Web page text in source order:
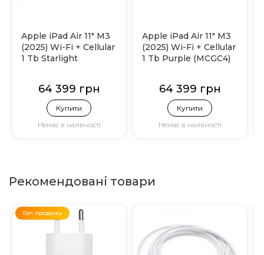
Apple iPad Air 11" M3
(2025) Wi-Fi + Cellular
1 Tb Starlight
64 399 грн
Купити
Немає в наявності
Apple iPad Air 11" M3
(2025) Wi-Fi + Cellular
1 Tb Purple (MCGC4)
64 399 грн
Купити
Немає в наявності
Рекомендовані товари
Топ продажу